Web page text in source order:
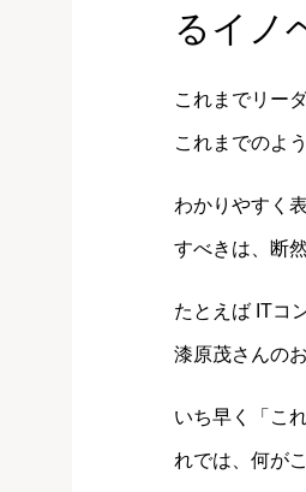
るイノ
これまでリー
これまでのよ
わかりやすく
すべきは、断
たとえば ITコ
漆原茂さんの
いち早く「こ
れでは、何が